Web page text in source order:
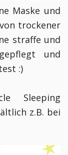
Maske und
trockener
straffe und
und
:)
Sleeping
z.B. bei